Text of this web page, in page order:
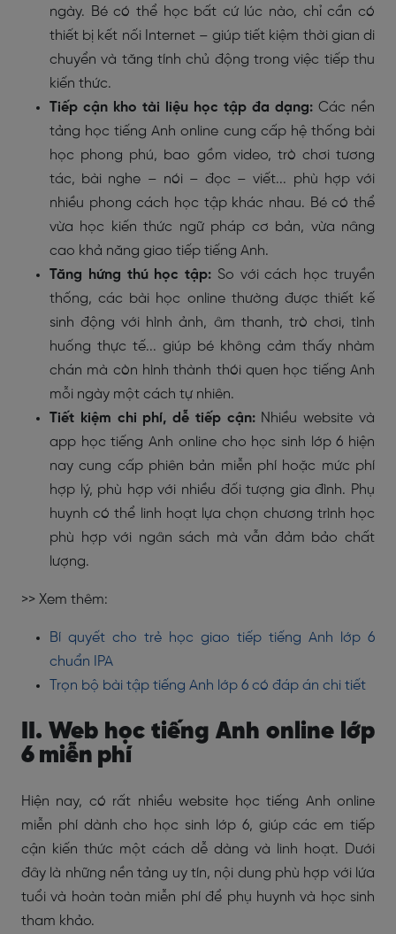
ngày. Bé có thể học bất cứ lúc nào, chỉ cần có
thiết bị kết nối Internet – giúp tiết kiệm thời gian di
chuyển và tăng tính chủ động trong việc tiếp thu
kiến thức.
Tiếp cận kho tài liệu học tập đa dạng: Các nền
tảng học tiếng Anh online cung cấp hệ thống bài
học phong phú, bao gồm video, trò chơi tương
tác, bài nghe – nói – đọc – viết... phù hợp với
nhiều phong cách học tập khác nhau. Bé có thể
vừa học kiến thức ngữ pháp cơ bản, vừa nâng
cao khả năng giao tiếp tiếng Anh.
Tăng hứng thú học tập: So với cách học truyền
thống, các bài học online thường được thiết kế
sinh động với hình ảnh, âm thanh, trò chơi, tình
huống thực tế... giúp bé không cảm thấy nhàm
chán mà còn hình thành thói quen học tiếng Anh
mỗi ngày một cách tự nhiên.
Tiết kiệm chi phí, dễ tiếp cận:Nhiều website và
app học tiếng Anh online cho học sinh lớp 6 hiện
nay cung cấp phiên bản miễn phí hoặc mức phí
hợp lý, phù hợp với nhiều đối tượng gia đình. Phụ
huynh có thể linh hoạt lựa chọn chương trình học
phù hợp với ngân sách mà vẫn đảm bảo chất
lượng.
>> Xem thêm:
Bí quyết cho trẻ học giao tiếp tiếng Anh lớp 6
chuẩn IPA
Trọn bộ bài tập tiếng Anh lớp 6 có đáp án chi tiết
II. Web học tiếng Anh online lớp
6 miễn phí
Hiện nay, có rất nhiều website học tiếng Anh online
miễn phí dành cho học sinh lớp 6, giúp các em tiếp
cận kiến thức một cách dễ dàng và linh hoạt. Dưới
đây là những nền tảng uy tín, nội dung phù hợp với lứa
tuổi và hoàn toàn miễn phí để phụ huynh và học sinh
tham khảo.